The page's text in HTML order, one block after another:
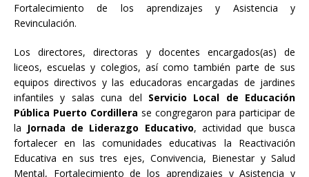
Fortalecimiento de los aprendizajes y Asistencia y
Revinculación.
Los directores, directoras y docentes encargados(as) de
liceos, escuelas y colegios, así como también parte de sus
equipos directivos y las educadoras encargadas de jardines
infantiles y salas cuna del Servicio Local de Educación
Pública Puerto Cordillera se congregaron para participar de
la Jornada de Liderazgo Educativo, actividad que busca
fortalecer en las comunidades educativas la Reactivación
Educativa en sus tres ejes, Convivencia, Bienestar y Salud
Mental, Fortalecimiento de los aprendizajes y Asistencia y